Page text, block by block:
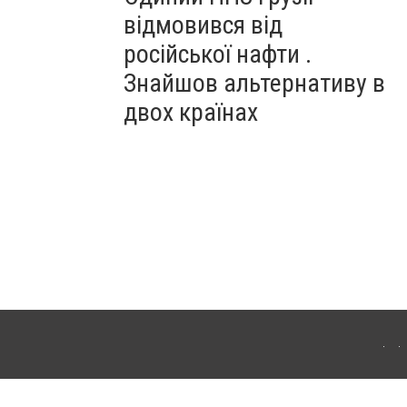
відмовився від
російської нафти .
Знайшов альтернативу в
двох країнах